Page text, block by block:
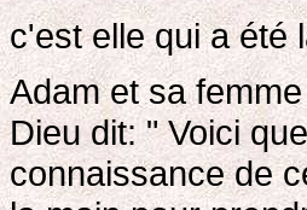
c'est elle qui a été
Adam et sa
Dieu dit: " Voici
connaissance de